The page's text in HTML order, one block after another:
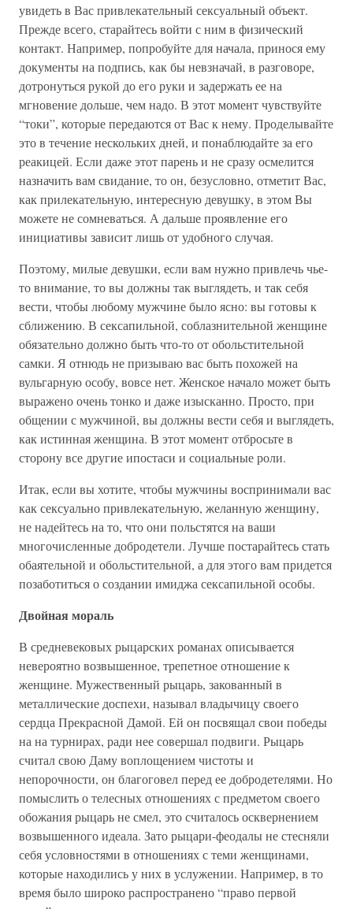
увидеть в Вас привлекательный сексуальный объект.
Прежде всего, старайтесь войти с ним в физический
контакт. Например, попробуйте для начала, принося ему
документы на подпись, как бы невзначай, в разговоре,
дотронуться рукой до его руки и задержать ее на
мгновение дольше, чем надо. В этот момент чувствуйте
“токи”, которые передаются от Вас к нему. Проделывайте
это в течение нескольких дней, и понаблюдайте за его
реакицей. Если даже этот парень и не сразу осмелится
назначить вам свидание, то он, безусловно, отметит Вас,
как прилекательную, интересную девушку, в этом Вы
можете не сомневаться. А дальше проявление его
инициативы зависит лишь от удобного случая.
Поэтому, милые девушки, если вам нужно привлечь чье-
то внимание, то вы должны так выглядеть, и так себя
вести, чтобы любому мужчине было ясно: вы готовы к
сближению. В сексапильной, соблазнительной женщине
обязательно должно быть что-то от обольстительной
самки. Я отнюдь не призываю вас быть похожей на
вульгарную особу, вовсе нет. Женское начало может быть
выражено очень тонко и даже изысканно. Просто, при
общении с мужчиной, вы должны вести себя и выглядеть,
как истинная женщина. В этот момент отбросьте в
сторону все другие ипостаси и социальные роли.
Итак, если вы хотите, чтобы мужчины воспринимали вас
как сексуально привлекательную, желанную женщину,
не надейтесь на то, что они польстятся на ваши
многочисленные добродетели. Лучше постарайтесь стать
обаятельной и обольстительной, а для этого вам придется
позаботиться о создании имиджа сексапильной особы.
Двойная мораль
В средневековых рыцарских романах описывается
невероятно возвышенное, трепетное отношение к
женщине. Мужественный рыцарь, закованный в
металлические доспехи, называл владычицу своего
сердца Прекрасной Дамой. Ей он посвящал свои победы
на на турнирах, ради нее совершал подвиги. Рыцарь
считал свою Даму воплощением чистоты и
непорочности, он благоговел перед ее добродетелями. Но
помыслить о телесных отношениях с предметом своего
обожания рыцарь не смел, это считалось осквернением
возвышенного идеала. Зато рыцари-феодалы не стесняли
себя условностями в отношениях с теми женщинами,
которые находились у них в услужении. Например, в то
время было широко распространено “право первой